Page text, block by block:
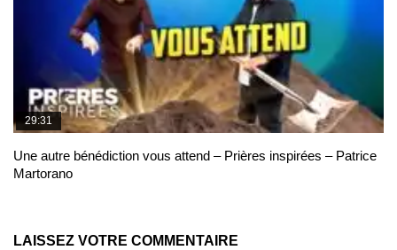
29:31
Une autre bénédiction vous attend – Prières inspirées – Patrice
Martorano
LAISSEZ VOTRE COMMENTAIRE